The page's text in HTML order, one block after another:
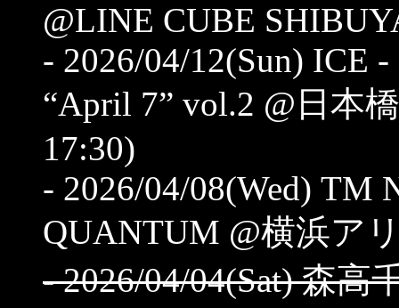
@LINE CUBE
- 2026/04/12(Sun) ICE
“April 7” vol.2 @日本
17:30)
- 2026/04/08(Wed) TM
QUANTUM @横浜ア
- 2026/04/04(Sat) 森高